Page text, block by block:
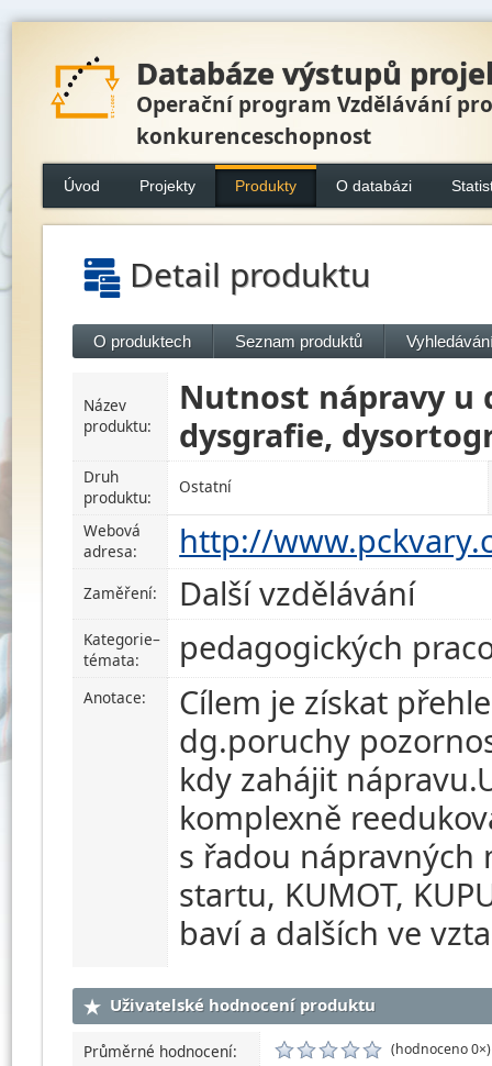
Databáze výstupů
Operační program Vzdělávání pro
konkurenceschopnost
Úvod Projekty Produkty O databázi
Detail produktu
O produktech Seznam produktů
Název
produktu:
Nutnost nápravy u
dysgrafie,
Druh
produktu:
Ostatní
Webová
adresa:
http://
Zaměření: Další vzdělávání
Kategorie–
témata:
pedagogických
Anotace:
Cílem je získat
dg.poruchy
kdy zahájit
komplexně
s řadou nápravných
startu, KUMOT,
baví a dalších ve
Uživatelské hodnocení produktu
Průměrné hodnocení: (hodnoceno 0×)